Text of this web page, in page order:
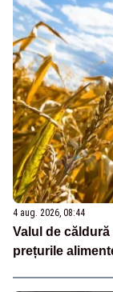
4 aug. 2026, 08:44
Valul de
prețurile